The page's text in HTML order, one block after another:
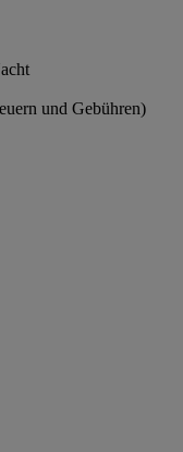
und Gebühren)